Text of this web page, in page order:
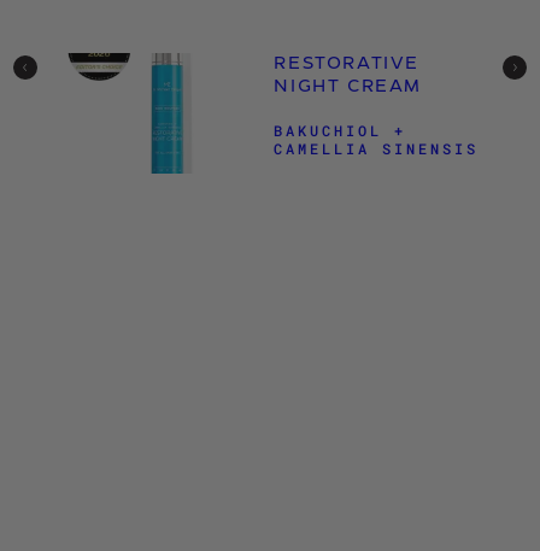
RESTORATIVE
NIGHT CREAM
BAKUCHIOL +
CAMELLIA SINENSIS